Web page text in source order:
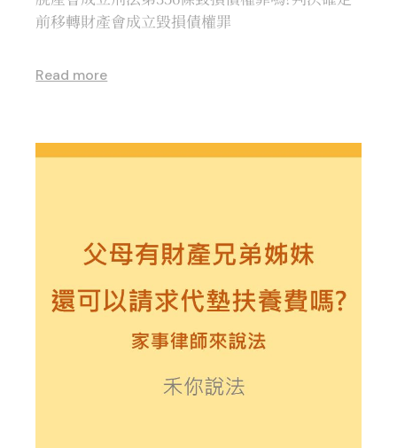
前移轉財產會成立毀損債權罪
Read more